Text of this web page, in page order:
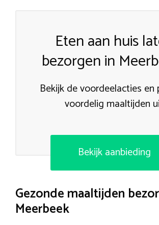
Eten aan huis
bezorgen in
Bekijk de voordeelacties en
voordelig maaltijden
Bekijk aanbieding
Gezonde maaltijden
Meerbeek